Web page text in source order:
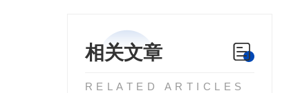
相关文章
RELATED ARTICLES